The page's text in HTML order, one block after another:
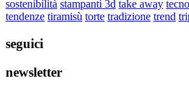
sostenibilità stampanti 3d take away
tendenze tiramisù torte tradizione trend
seguici
newsletter